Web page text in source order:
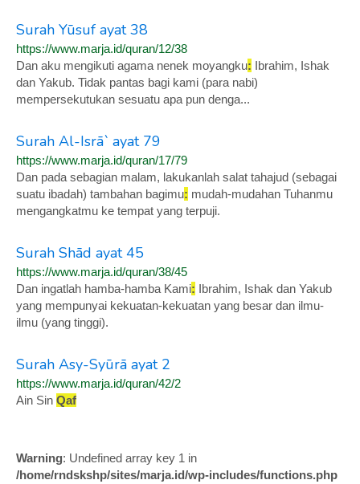
Surah Yūsuf ayat 38
https://www.marja.id/quran/12/38
Dan aku mengikuti agama nenek moyangku: Ibrahim, Ishak
dan Yakub. Tidak pantas bagi kami (para nabi)
mempersekutukan sesuatu apa pun denga...
Surah Al-Isrā` ayat 79
https://www.marja.id/quran/17/79
Dan pada sebagian malam, lakukanlah salat tahajud (sebagai
suatu ibadah) tambahan bagimu: mudah-mudahan Tuhanmu
mengangkatmu ke tempat yang terpuji.
Surah Shād ayat 45
https://www.marja.id/quran/38/45
Dan ingatlah hamba-hamba Kami: Ibrahim, Ishak dan Yakub
yang mempunyai kekuatan-kekuatan yang besar dan ilmu-
ilmu (yang tinggi).
Surah Asy-Syūrā ayat 2
https://www.marja.id/quran/42/2
Ain Sin Qaf
Warning: Undefined array key 1 in
/home/rndskshp/sites/marja.id/wp-includes/functions.php